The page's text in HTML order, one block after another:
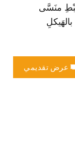
منَسَّى
عرض تقديمي